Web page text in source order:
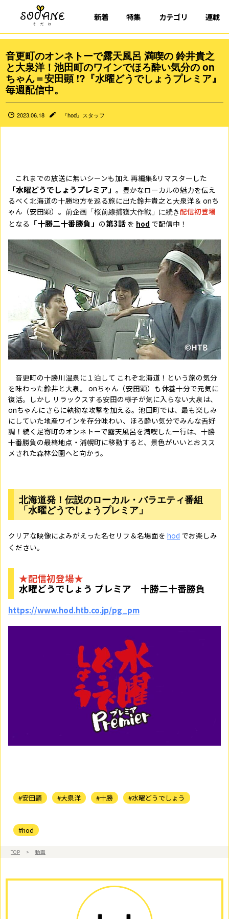
新着 特集 カテゴリ 連載
音更町のオンネトーで露天風呂 満喫の 鈴井貴之
と大泉洋！池田町のワインでほろ酔い気分の on
ちゃん＝安田顕 !?『水曜どうでしょうプレミア』
毎週配信中。
2023.06.18 『hod』スタッフ
これまでの放送に無いシーンも加え 再編集&リマスターした
「水曜どうでしょうプレミア」 。豊かなローカルの魅力を伝え
るべく北海道の十勝地方を巡る旅に出た鈴井貴之と大泉洋＆ onち
ゃん（安田顕）。 前企画「桜前線捕獲大作戦」に続き 配信初登場
となる 「十勝二十番勝負」 の第3話 を hod で配信中！
音更町の十勝川温泉に１泊して これぞ北海道！という旅の気分
を味わった鈴井と大泉。 onちゃん（安田顕）も休養十分で元気に
復活。しかし リラックスする安田の様子が気に入らない大泉は、
onちゃんにさらに執拗な攻撃を加える。池田町では、最も楽しみ
にしていた地産ワインを存分味わい、ほろ酔い気分でみんな舌好
調！続く足寄町のオンネトーで露天風呂を満喫した一行は、十勝
十番勝負の最終地点・浦幌町に移動すると、景色がいいとおスス
メされた森林公園へと向かう。
北海道発！伝説のローカル・バラエティ番組
「水曜どうでしょうプレミア」
クリアな映像によみがえった名セリフ＆名場面を hod でお楽しみ
ください。
★配信初登場★
水曜どうでしょう プレミア 十勝二十番勝負
https://www.hod.htb.co.jp/pg_pm
#安田顕 #大泉洋 #十勝 #水曜どうでしょう
#hod
TOP > 動画